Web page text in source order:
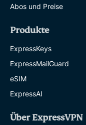
Abos und Preise
Produkte
ExpressKeys
ExpressMailGuard
eSIM
ExpressAI
Über ExpressVPN